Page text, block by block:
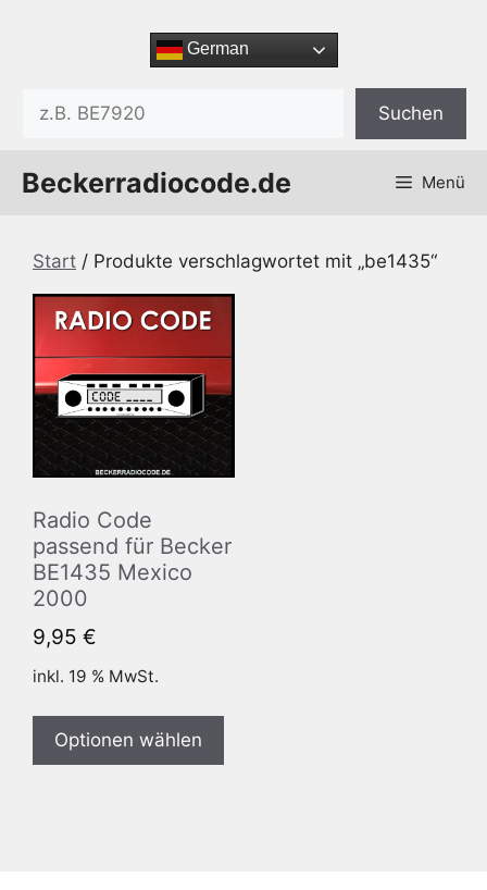
German
Suchen
Beckerradiocode.de Menü
Start / Produkte verschlagwortet mit „be1435“
Radio Code
passend für Becker
BE1435 Mexico
2000
9,95 €
inkl. 19 % MwSt.
Optionen wählen